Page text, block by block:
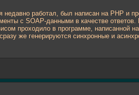
недавно работал, был написан на PHP и
с SOAP-данными в качестве
проходило в программе, написанной
же генерируются синхронные и